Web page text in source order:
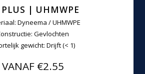
PLUS | UHMWPE
Dyneema / UHMWPE
Gevlochten
gewicht: Drijft (< 1)
VANAF €2.55